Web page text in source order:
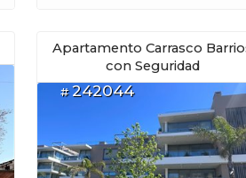
Apartamento Carrasco
con Seguridad
#242044